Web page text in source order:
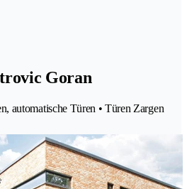
Goran
automatische Türen • Türen Zargen